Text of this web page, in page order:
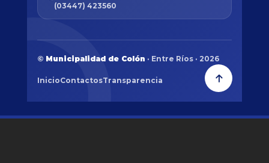
(03447) 423560
© Municipalidad de Colón · Entre Ríos · 2026
InicioContactosTransparencia